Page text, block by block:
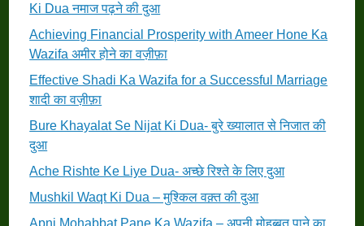
Ki Dua नमाज पढ़ने की दुआ
Achieving Financial Prosperity with Ameer Hone Ka
Wazifa अमीर होने का वज़ीफ़ा
Effective Shadi Ka Wazifa for a Successful Marriage
शादी का वज़ीफ़ा
Bure Khayalat Se Nijat Ki Dua- बुरे ख्यालात से निजात की
दुआ
Ache Rishte Ke Liye Dua- अच्छे रिश्ते के लिए दुआ
Mushkil Waqt Ki Dua – मुश्किल वक़्त की दुआ
Apni Mohabbat Pane Ka Wazifa – अपनी मोहब्बत पाने का